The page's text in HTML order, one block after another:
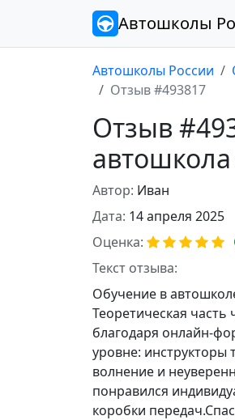
Автошколы
Автошколы России
Отзыв #493817
Отзыв
Автор: Иван
Дата: 14 апреля 2025
Оценка:
Текст отзыва:
Обучение в
Теоретическая часть
благодаря онлайн-
уровне: инструкторы
волнение и
понравился
коробки